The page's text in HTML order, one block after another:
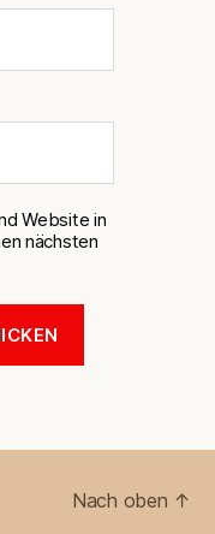
Website in
nächsten
Nach oben ↑